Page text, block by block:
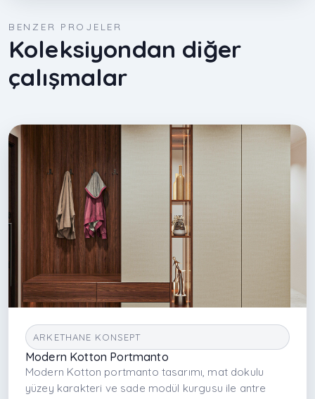
BENZER PROJELER
Koleksiyondan diğer
çalışmalar
ARKETHANE KONSEPT
Modern Kotton Portmanto
Modern Kotton portmanto tasarımı, mat dokulu
yüzey karakteri ve sade modül kurgusu ile antre